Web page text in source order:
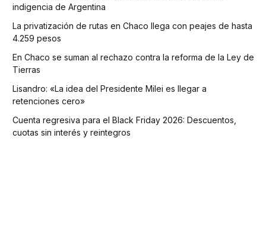
indigencia de Argentina
La privatización de rutas en Chaco llega con peajes de hasta
4.259 pesos
En Chaco se suman al rechazo contra la reforma de la Ley de
Tierras
Lisandro: «La idea del Presidente Milei es llegar a
retenciones cero»
Cuenta regresiva para el Black Friday 2026: Descuentos,
cuotas sin interés y reintegros